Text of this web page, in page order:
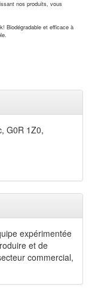
nos produits, vous
Biodégradable et efficace à
G0R 1Z0,
expérimentée
et de
commercial,